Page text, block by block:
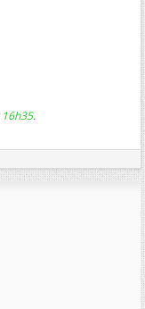
16h35.